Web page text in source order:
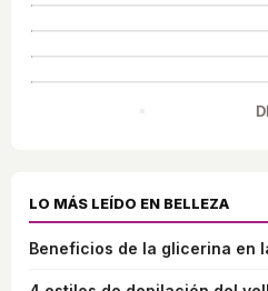
LO MÁS LEÍDO EN BELLEZA
Beneficios de la glicerina en